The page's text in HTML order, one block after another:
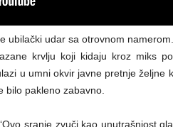
ubilački udar sa otrovnom
krvlju koji kidaju kroz miks
u umni okvir javne pretnje željne
bilo pakleno zabavno.
sranje zvuči kao unutrašnjost